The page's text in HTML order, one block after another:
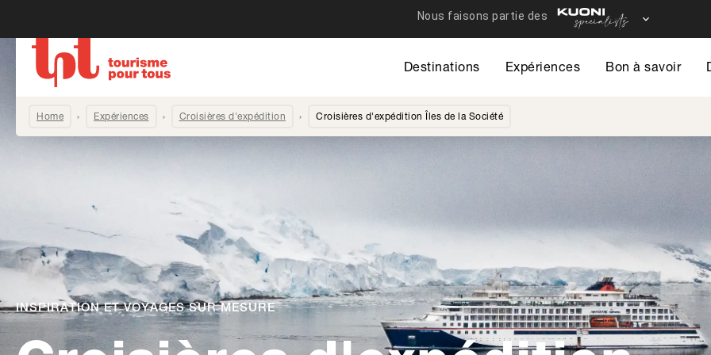
Destinations Expériences Bon à savoir
Home Expériences Croisières d'expédition Croisières d'expédition Îles de la Société
INSPIRATION ET VOYAGES SUR MESURE